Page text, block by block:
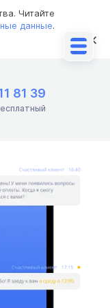
Читайте
данные.
81 39